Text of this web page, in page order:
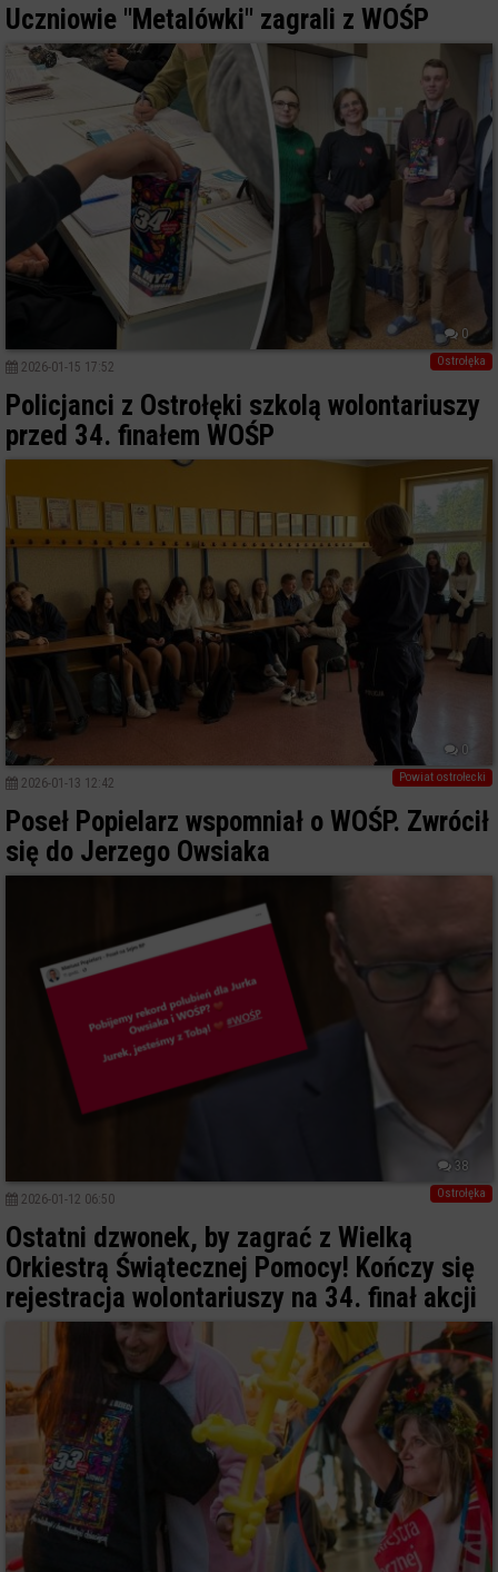
Uczniowie "Metalówki" zagrali z WOŚP
0
Ostrołęka
2026-01-15 17:52
Policjanci z Ostrołęki szkolą wolontariuszy
przed 34. finałem WOŚP
0
Powiat ostrołecki
2026-01-13 12:42
Poseł Popielarz wspomniał o WOŚP. Zwrócił
się do Jerzego Owsiaka
38
Ostrołęka
2026-01-12 06:50
Ostatni dzwonek, by zagrać z Wielką
Orkiestrą Świątecznej Pomocy! Kończy się
rejestracja wolontariuszy na 34. finał akcji